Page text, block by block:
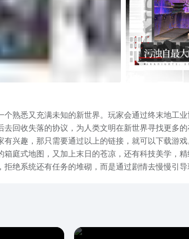
熟悉又充满未知的新世界。玩家会通过终末地工
回收失落的协议，为人类文明在新世界寻找更多
兴趣，那只需要通过以上的链接，就可以下载游
庭式地图，又加上末日的苍凉，还有科技美学，
绝系统还有任务的堆砌，而是通过剧情去慢慢引
探索的过程中会充满乐趣。每一次深入荒野，都
有全队可以共享的技力池。需要通过特定的条件